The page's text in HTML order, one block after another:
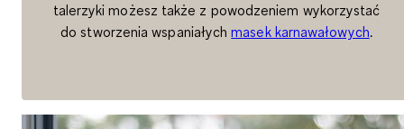
talerzyki możesz także z powodzeniem wykorzystać
do stworzenia wspaniałychmasek karnawałowych.